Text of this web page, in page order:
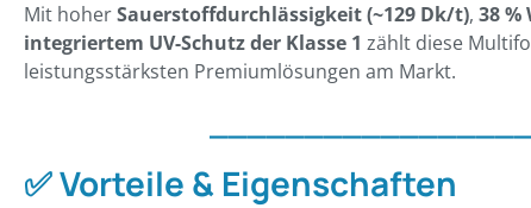
Mit hoherSauerstoffdurchlässigkeit (~129 Dk/t), 38 %
integriertem UV-Schutz der Klasse 1 zählt diese
leistungsstärksten Premiumlösungen am Markt.
✅ Vorteile & Eigenschaften